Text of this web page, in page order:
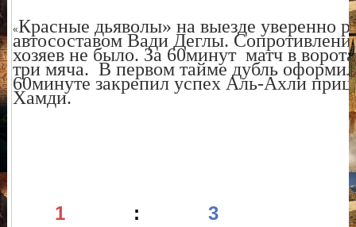
«Красные дьяволы» на выезде уверенно
автосоставом Вади Деглы.
хозяев не было. За 60минут матч в
три мяча. В первом тайме дубль
60минуте закрепил успех Аль-Ахли
Хамди.
1 : 3